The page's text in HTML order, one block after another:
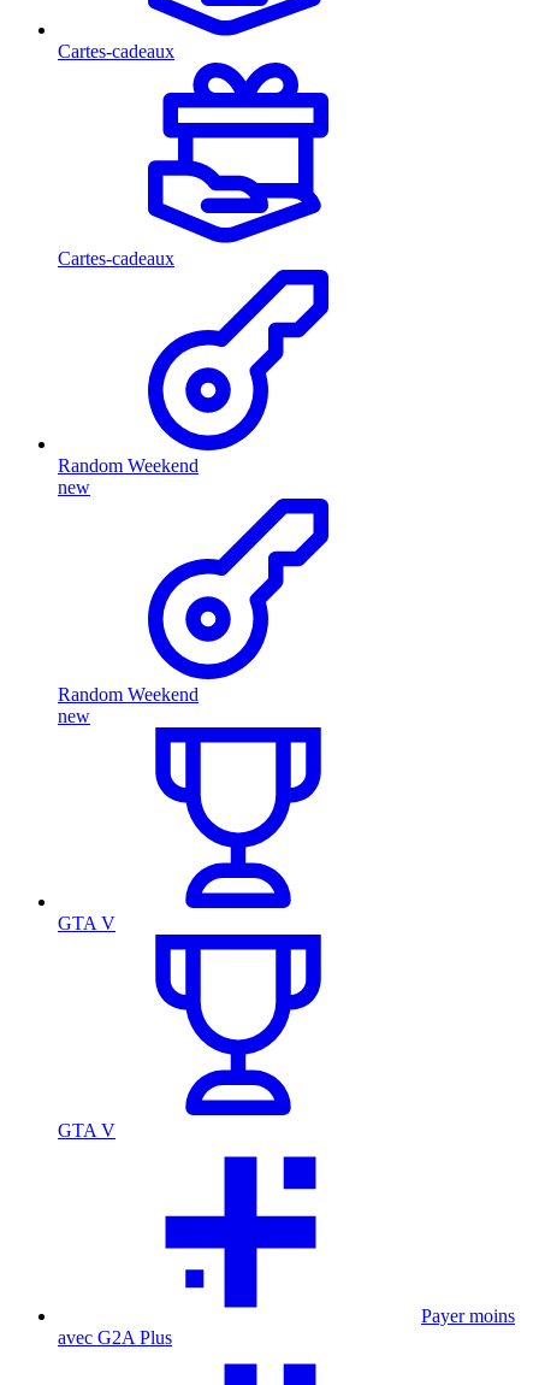
Cartes-cadeaux
Cartes-cadeaux
Random Weekend
new
Random Weekend
new
GTA V
GTA V
Payer moins
avec G2A Plus